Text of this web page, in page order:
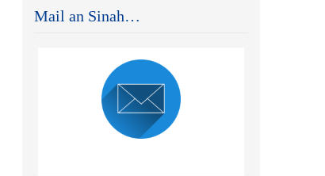
Mail an Sinah…